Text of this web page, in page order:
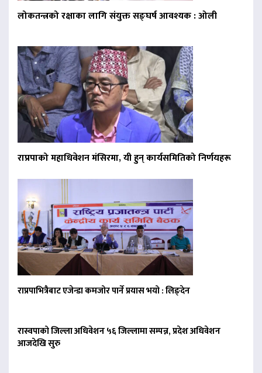
लोकतन्त्रको रक्षाका लागि संयुक्त सङ्घर्ष आवश्यक : ओली
राप्रपाको महाधिवेशन मंसिरमा, यी हुन् कार्यसमितिको निर्णयहरू
राप्रपाभित्रैबाट एजेन्डा कमजोर पार्ने प्रयास भयो : लिङ्देन
रास्वपाको जिल्ला अधिवेशन ५६ जिल्लामा सम्पन्न, प्रदेश अधिवेशन
आजदेखि सुरु